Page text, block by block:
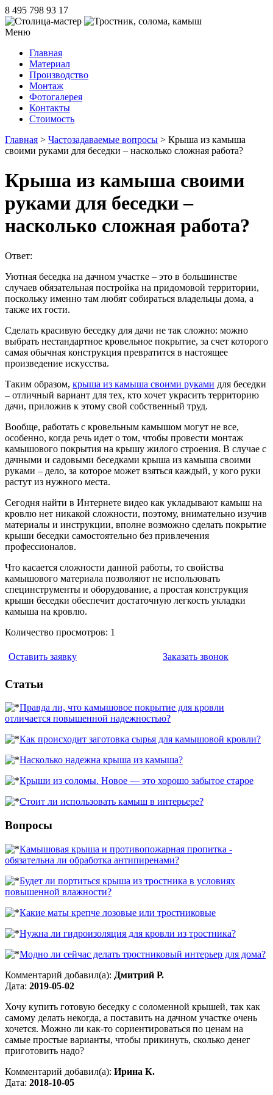
8 495 798 93 17
Меню
Главная
Материал
Производство
Монтаж
Фотогалерея
Контакты
Стоимость
Главная > Частозадаваемые вопросы > Крыша из камыша
своими руками для беседки – насколько сложная работа?
Крыша из камыша своими
руками для беседки –
насколько сложная работа?
Ответ:
Уютная беседка на дачном участке – это в большинстве
случаев обязательная постройка на придомовой территории,
поскольку именно там любят собираться владельцы дома, а
также их гости.
Сделать красивую беседку для дачи не так сложно: можно
выбрать нестандартное кровельное покрытие, за счет которого
самая обычная конструкция превратится в настоящее
произведение искусства.
Таким образом, крыша из камыша своими руками для беседки
– отличный вариант для тех, кто хочет украсить территорию
дачи, приложив к этому свой собственный труд.
Вообще, работать с кровельным камышом могут не все,
особенно, когда речь идет о том, чтобы провести монтаж
камышового покрытия на крышу жилого строения. В случае с
дачными и садовыми беседками крыша из камыша своими
руками – дело, за которое может взяться каждый, у кого руки
растут из нужного места.
Сегодня найти в Интернете видео как укладывают камыш на
кровлю нет никакой сложности, поэтому, внимательно изучив
материалы и инструкции, вполне возможно сделать покрытие
крыши беседки самостоятельно без привлечения
профессионалов.
Что касается сложности данной работы, то свойства
камышового материала позволяют не использовать
специнструменты и оборудование, а простая конструкция
крыши беседки обеспечит достаточную легкость укладки
камыша на кровлю.
Количество просмотров: 1
Оставить заявку Заказать звонок
Статьи
Правда ли, что камышовое покрытие для кровли
отличается повышенной надежностью?
Как происходит заготовка сырья для камышовой кровли?
Насколько надежна крыша из камыша?
Крыши из соломы. Новое — это хорошо забытое старое
Стоит ли использовать камыш в интерьере?
Вопросы
Камышовая крыша и противопожарная пропитка -
обязательна ли обработка антипиренами?
Будет ли портиться крыша из тростника в условиях
повышенной влажности?
Какие маты крепче лозовые или тростниковые
Нужна ли гидроизоляция для кровли из тростника?
Модно ли сейчас делать тростниковый интерьер для дома?
Комментарий добавил(а): Дмитрий Р.
Дата: 2019-05-02
Хочу купить готовую беседку с соломенной крышей, так как
самому делать некогда, а поставить на дачном участке очень
хочется. Можно ли как-то сориентироваться по ценам на
самые простые варианты, чтобы прикинуть, сколько денег
приготовить надо?
Комментарий добавил(а): Ирина К.
Дата: 2018-10-05